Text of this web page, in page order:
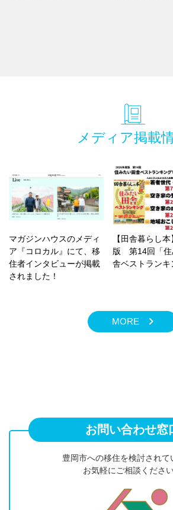
メディア掲載
マガジンハウスのメディ
ア『コロカル』にて、移
住者インタビューが掲載
されました！
【田舎暮らし
版 第14回「住
舎ベストランキ
MORE
お問い合わせ窓
豊岡市への移住を検討されて
お気軽にご相談ください